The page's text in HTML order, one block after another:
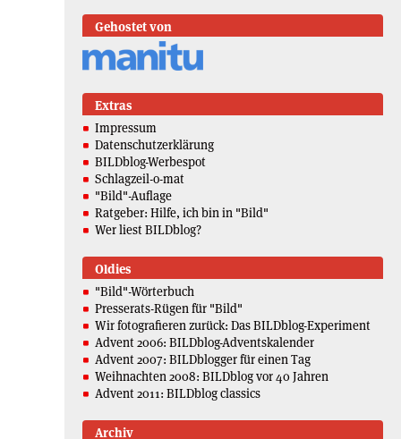
Gehostet von
Extras
Impressum
Datenschutzerklärung
BILDblog-Werbespot
Schlagzeil-o-mat
"Bild"-Auflage
Ratgeber: Hilfe, ich bin in "Bild"
Wer liest BILDblog?
Oldies
"Bild"-Wörterbuch
Presserats-Rügen für "Bild"
Wir fotografieren zurück: Das BILDblog-Experiment
Advent 2006: BILDblog-Adventskalender
Advent 2007: BILDblogger für einen Tag
Weihnachten 2008: BILDblog vor 40 Jahren
Advent 2011: BILDblog classics
Archiv